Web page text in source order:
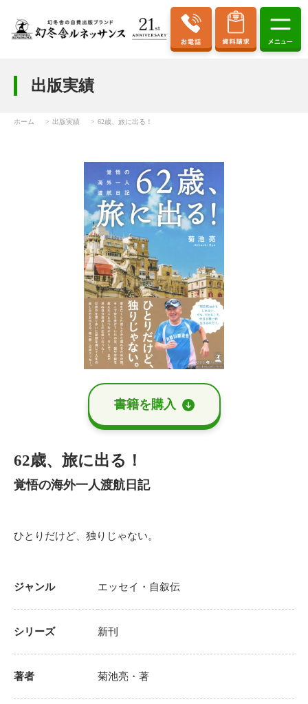
出版実績
ホーム 出版実績 62歳、旅に出る！
書籍を購⼊
62歳、旅に出る！
覚悟の海外一人渡航日記
ひとりだけど、独りじゃない。
ジャンル エッセイ・自叙伝
シリーズ 新刊
著者 菊池亮 ・著